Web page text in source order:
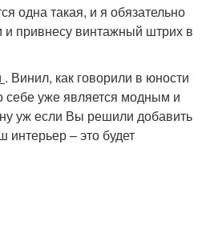
одна такая, и я обязательно
привнесу винтажный штрих в
. Винил, как говорили в юности
уже является модным и
уж если Вы решили добавить
интерьер – это будет